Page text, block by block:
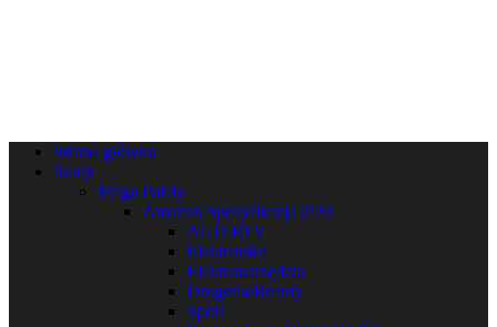
Strona główna
Sklep
Mega Palety
Amazon Specyfikacja 25%
AGD RTV
Elektronika
Elektronarzędzia
Drogeria/Beauty
Sport